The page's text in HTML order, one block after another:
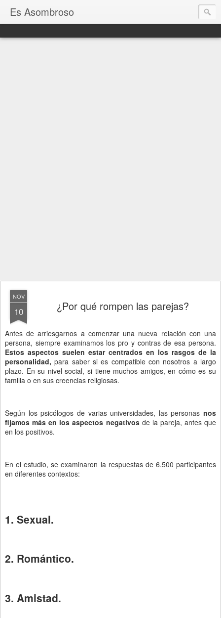
Es Asombroso
NOV
10 ¿Por qué rompen las parejas?
Antes de arriesgarnos a comenzar una nueva relación con una
persona, siempre examinamos los pro y contras de esa persona.
Estos aspectos suelen estar centrados en los rasgos de la
personalidad, para saber si es compatible con nosotros a largo
plazo. En su nivel social, si tiene muchos amigos, en cómo es su
familia o en sus creencias religiosas.
Según los psicólogos de varias universidades, las personas nos
fijamos más en los aspectos negativosde la pareja, antes que
en los positivos.
En el estudio, se examinaron la respuestas de 6.500 participantes
en diferentes contextos:
1. Sexual.
2. Romántico.
3. Amistad.